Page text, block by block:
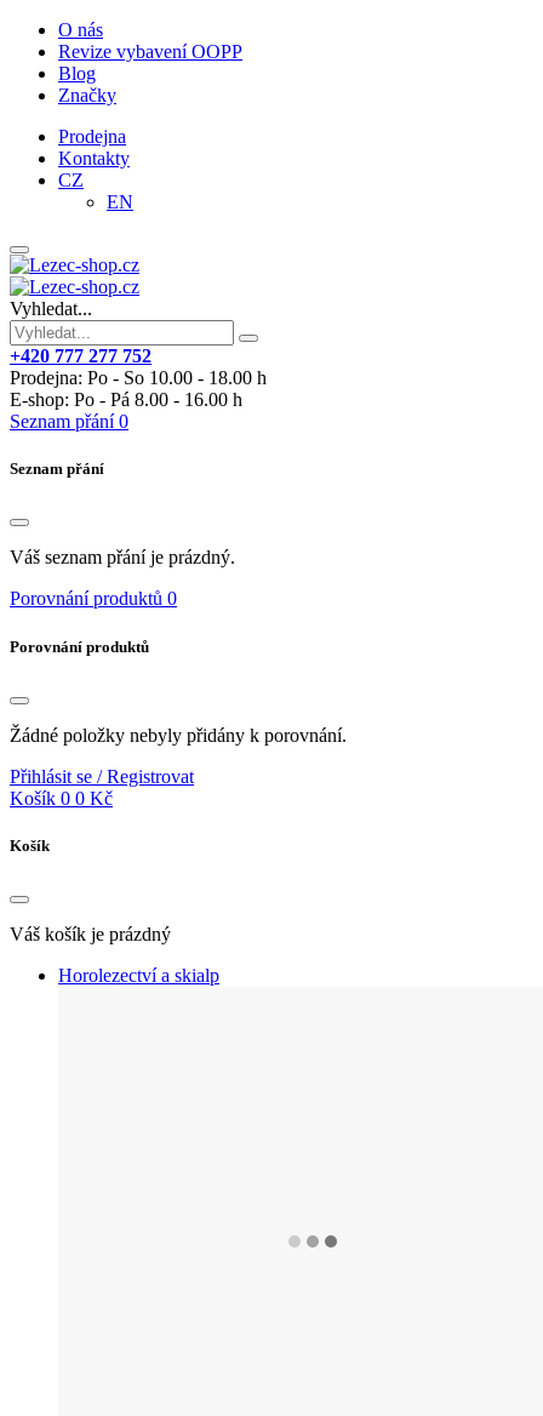
O nás
Revize vybavení OOPP
Blog
Značky
Prodejna
Kontakty
CZ
EN
Vyhledat...
+420 777 277 752
Prodejna: Po - So 10.00 - 18.00 h
E-shop: Po - Pá 8.00 - 16.00 h
Seznam přání 0
Seznam přání
Váš seznam přání je prázdný.
Porovnání produktů 0
Porovnání produktů
Žádné položky nebyly přidány k porovnání.
Přihlásit se / Registrovat
Košík 0 0 Kč
Košík
Váš košík je prázdný
Horolezectví a skialp